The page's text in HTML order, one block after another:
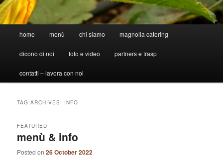
home menù chi siamo magnolia catering
dicono di noi foto e video partners e trasp
contatti – lavora con noi
TAG ARCHIVES: INFO
menù & info
FEATURED
Posted on26 October 2022